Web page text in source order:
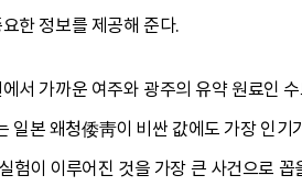
한 정보를 제공해 준다.
서 가까운 여주와 광주의 유약 원료인
일본 왜청倭靑이 비싼 값에도 가장 인
이 이루어진 것을 가장 큰 사건으로